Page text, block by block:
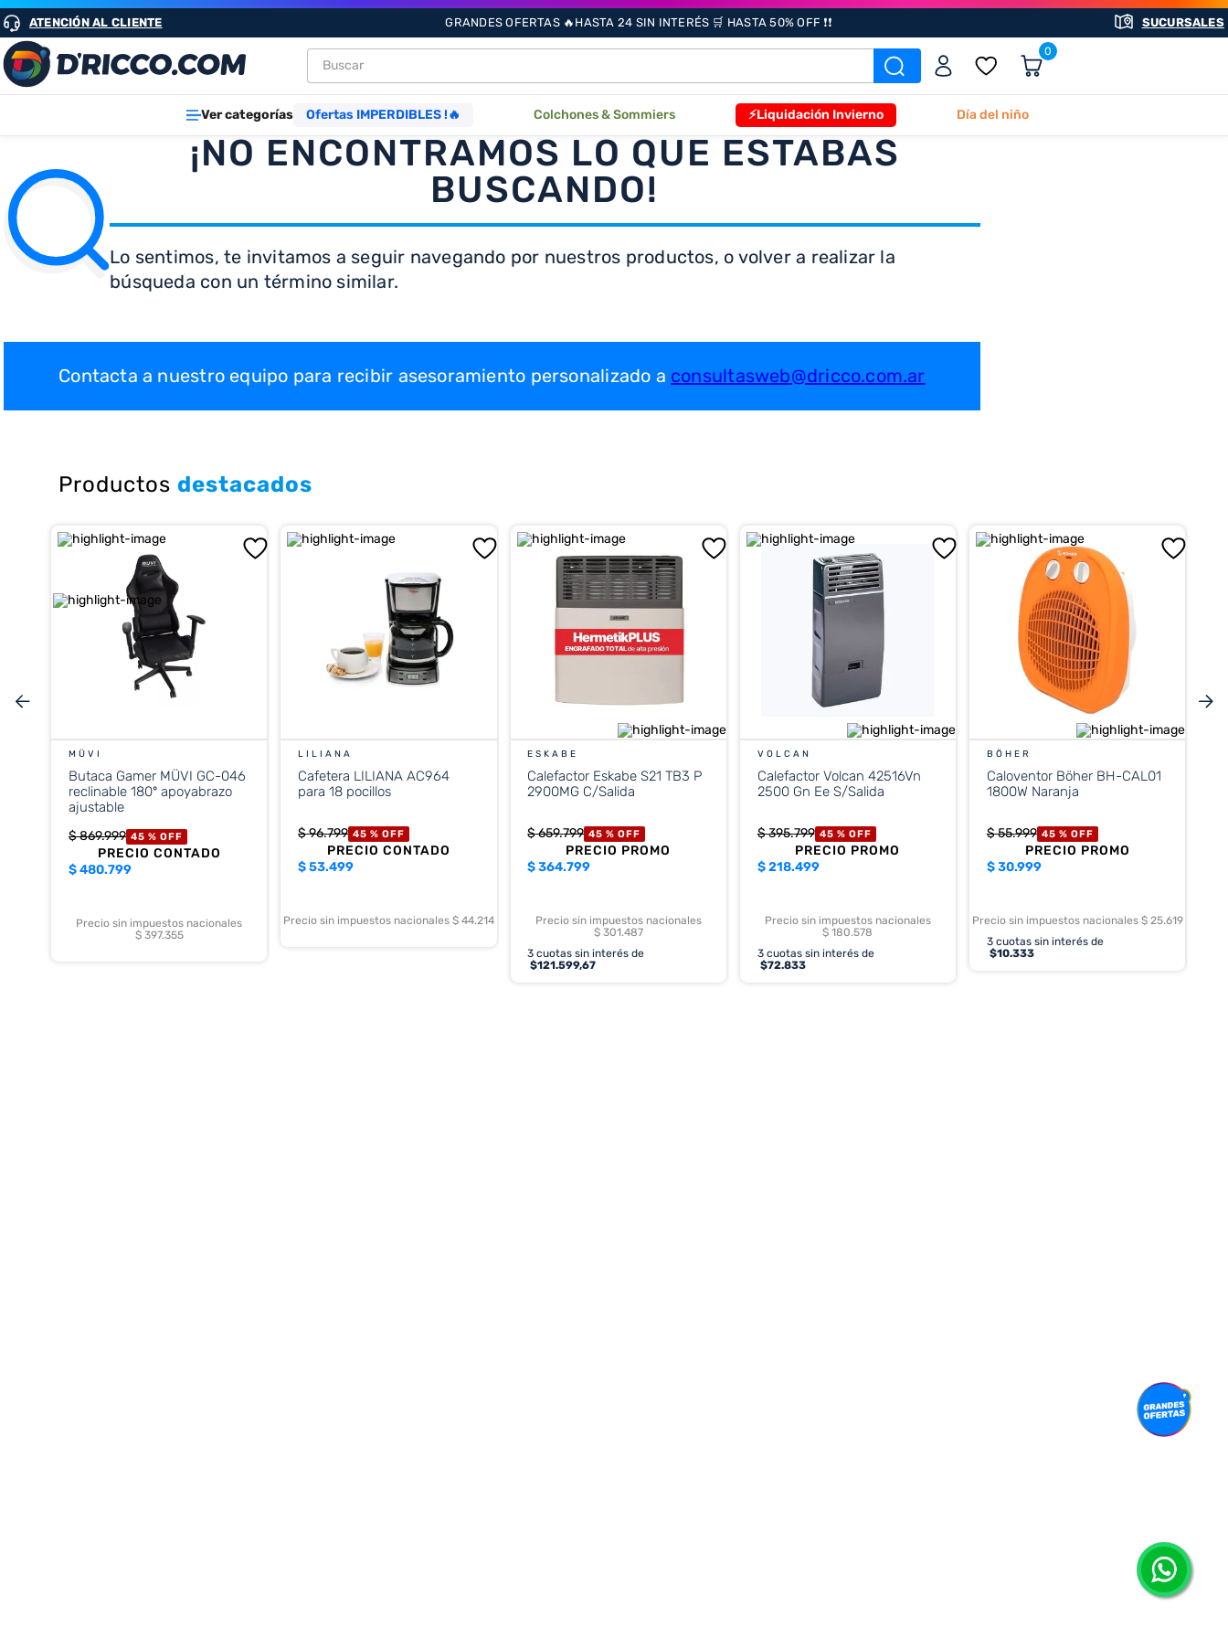
ATENCIÓN AL CLIENTE GRANDES OFERTAS 🔥HASTA 24 SIN INTERÉS 🛒 HASTA 50% OFF ❗❗ SUCURSALES
Buscar 0
Ver categorías Ofertas IMPERDIBLES !🔥 Colchones & Sommiers ⚡Liquidación Invierno Día del niño
¡NO ENCONTRAMOS LO QUE ESTABAS
BUSCANDO!
Lo sentimos, te invitamos a seguir navegando por nuestros productos, o volver a realizar la
búsqueda con un término similar.
Contacta a nuestro equipo para recibir asesoramiento personalizado a consultasweb@dricco.com.ar
Productos destacados
MÜVI
Butaca Gamer MÜVI GC-046
reclinable 180º apoyabrazo
ajustable
$869.999 45 % OFF
PRECIO CONTADO
$480.799
Precio sin impuestos nacionales
$ 397.355
LILIANA
Cafetera LILIANA AC964
para 18 pocillos
$96.799 45 % OFF
PRECIO CONTADO
$53.499
Precio sin impuestos nacionales $ 44.214
ESKABE
Calefactor Eskabe S21 TB3 P
2900MG C/Salida
$659.799 45 % OFF
PRECIO PROMO
$364.799
Precio sin impuestos nacionales
$ 301.487
3 cuotas sin interés de
$121.599,67
VOLCAN
Calefactor Volcan 42516Vn
2500 Gn Ee S/Salida
$395.799 45 % OFF
PRECIO PROMO
$218.499
Precio sin impuestos nacionales
$ 180.578
3cuotas sin interés de
$72.833
BÖHER
Caloventor Böher BH-CAL01
1800W Naranja
$55.999 45 % OFF
PRECIO PROMO
$30.999
Precio sin impuestos nacionales $ 25.619
3cuotas sin interés de
$10.333
TÉRMINOS MÁS BUSCADOS
1. heladeras
2. aires
4. cocinas
5 microondas
6